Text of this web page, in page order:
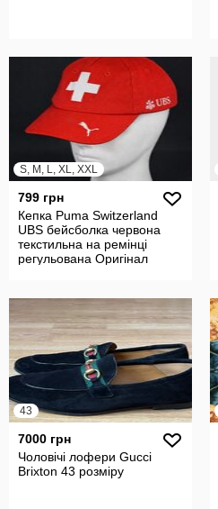
S, M, L, XL, XXL
799 грн
Кепка Puma Switzerland
UBS бейсболка червона
текстильна на ремінці
регульована Оригінал
43
7000 грн
Чоловічі лофери Gucci
Brixton 43 розміру